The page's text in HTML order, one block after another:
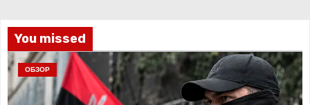
You missed
ОБЗОР